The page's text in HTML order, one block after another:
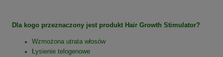
Dla kogo przeznaczony jest produkt Hair Growth Stimulator?
Wzmożona utrata włosów
Łysienie telogenowe